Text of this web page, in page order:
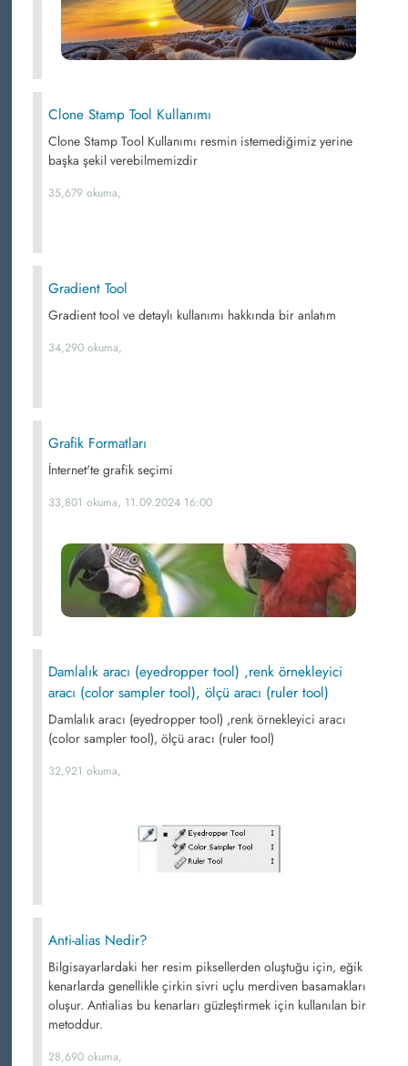
Clone Stamp Tool Kullanımı
Clone Stamp Tool Kullanımı resmin istemediğimiz yerine
başka şekil verebilmemizdir
35,679 okuma,
Gradient Tool
Gradient tool ve detaylı kullanımı hakkında bir anlatım
34,290 okuma,
Grafik Formatları
İnternet'te grafik seçimi
33,801 okuma, 11.09.2024 16:00
Damlalık aracı (eyedropper tool) ,renk örnekleyici
aracı (color sampler tool), ölçü aracı (ruler tool)
Damlalık aracı (eyedropper tool) ,renk örnekleyici aracı
(color sampler tool), ölçü aracı (ruler tool)
32,921 okuma,
Anti-alias Nedir?
Bilgisayarlardaki her resim piksellerden oluştuğu için, eğik
kenarlarda genellikle çirkin sivri uçlu merdiven basamakları
oluşur. Antialias bu kenarları güzleştirmek için kullanılan bir
metoddur.
28,690 okuma,